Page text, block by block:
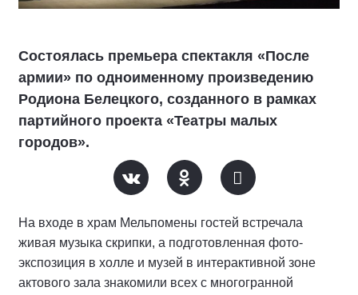
Состоялась премьера спектакля «После
армии» по одноименному произведению
Родиона Белецкого, созданного в рамках
партийного проекта «Театры малых
городов».
На входе в храм Мельпомены гостей встречала
живая музыка скрипки, а подготовленная фото-
экспозиция в холле и музей в интерактивной зоне
актового зала знакомили всех с многогранной